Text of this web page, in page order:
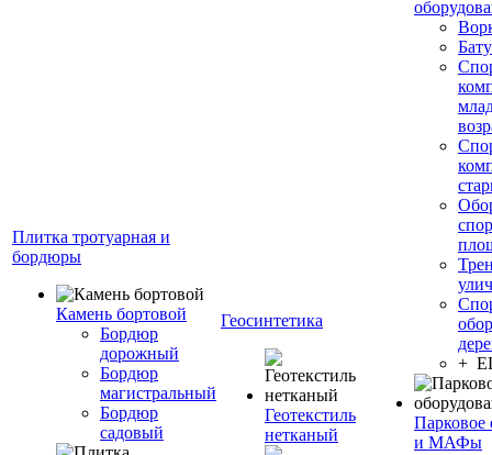
Плитка тротуарная и
бордюры
Камень бортовой
Бордюр
дорожный
Бордюр
магистральный
Бордюр
садовый
Геосинтетика
Геотекстиль
нетканый
+
Парковое
и МАФы